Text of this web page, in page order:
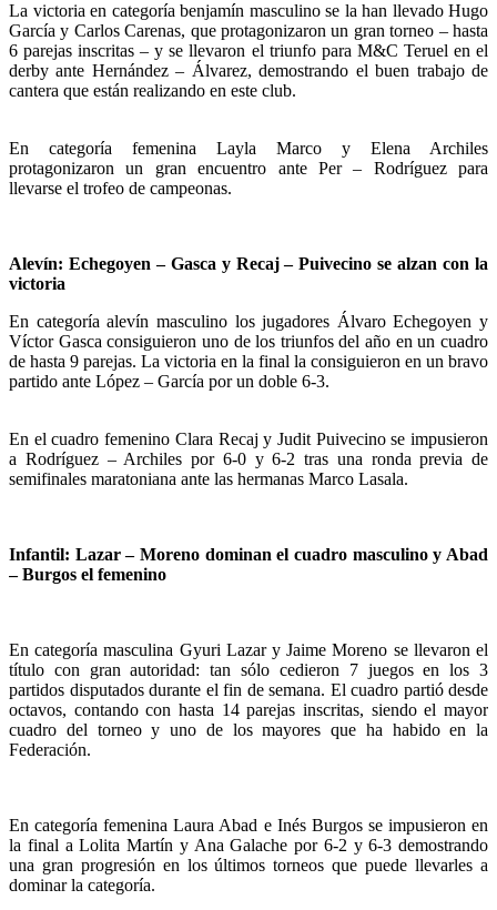
La victoria en categoría benjamín masculino se la han llevado Hugo
García y Carlos Carenas, que protagonizaron un gran torneo – hasta
6 parejas inscritas – y se llevaron el triunfo para M&C Teruel en el
derby ante Hernández – Álvarez, demostrando el buen trabajo de
cantera que están realizando en este club.
En categoría femenina Layla Marco y Elena Archiles
protagonizaron un gran encuentro ante Per – Rodríguez para
llevarse el trofeo de campeonas.
Alevín: Echegoyen – Gasca y Recaj – Puivecino se alzan con la
victoria
En categoría alevín masculino los jugadores Álvaro Echegoyen y
Víctor Gasca consiguieron uno de los triunfos del año en un cuadro
de hasta 9 parejas. La victoria en la final la consiguieron en un bravo
partido ante López – García por un doble 6-3.
En el cuadro femenino Clara Recaj y Judit Puivecino se impusieron
a Rodríguez – Archiles por 6-0 y 6-2 tras una ronda previa de
semifinales maratoniana ante las hermanas Marco Lasala.
Infantil: Lazar – Moreno dominan el cuadro masculino y Abad
– Burgos el femenino
En categoría masculina Gyuri Lazar y Jaime Moreno se llevaron el
título con gran autoridad: tan sólo cedieron 7 juegos en los 3
partidos disputados durante el fin de semana. El cuadro partió desde
octavos, contando con hasta 14 parejas inscritas, siendo el mayor
cuadro del torneo y uno de los mayores que ha habido en la
Federación.
En categoría femenina Laura Abad e Inés Burgos se impusieron en
la final a Lolita Martín y Ana Galache por 6-2 y 6-3 demostrando
una gran progresión en los últimos torneos que puede llevarles a
dominar la categoría.